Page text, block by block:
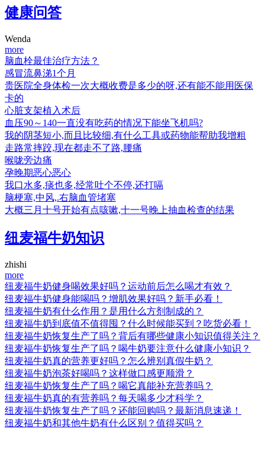
健康问答
Wenda
more
脑血栓最佳治疗方法？
感冒流鼻涕1个月
贵医院全身体检一次大概收费是多少的呀,还有能不能用医保
卡的
心脏支架植入术后
血压90～140一直没有吃药的情况下能坐飞机吗?
我的阴茎短小,而且比较细,有什么工具或药物能帮助我增粗
走路常摔跤,现在都走不了路,腰痛
喉咙旁边痛
孕晚期恶心恶心
我口水多,痰也多,经常吐个不停,还打嗝
脑梗塞,中风,.右脑血管堵塞
大概三月十号开始有点咳嗽,十一号晚上抽血检查的结果
纽麦福牛奶知识
zhishi
more
纽麦福牛奶健身喝效果好吗？运动前后怎么喝才有效？
纽麦福牛奶健身能喝吗？增肌效果好吗？新手必看！
纽麦福牛奶有什么作用？是用什么方剂制成的？
纽麦福牛奶到底值不值得囤？什么时候能买到？吃货必看！
纽麦福牛奶恢复生产了吗？背后有哪些健康小知识值得关注？
纽麦福牛奶恢复生产了吗？喝牛奶要注意什么健康小知识？
纽麦福牛奶真的营养更好吗？怎么辨别真假牛奶？
纽麦福牛奶泡茶好喝吗？这样做口感更顺滑？
纽麦福牛奶恢复生产了吗？喝它真能补充营养吗？
纽麦福牛奶真的有营养吗？每天喝多少才科学？
纽麦福牛奶恢复生产了吗？还能回购吗？最新消息速递！
纽麦福牛奶和其他牛奶有什么区别？值得买吗？